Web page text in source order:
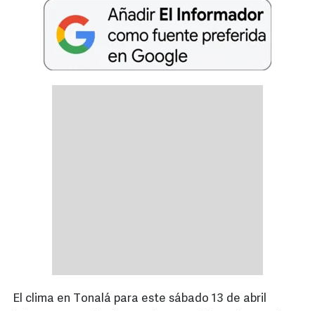
El clima en Tonalá para este sábado 13 de abril